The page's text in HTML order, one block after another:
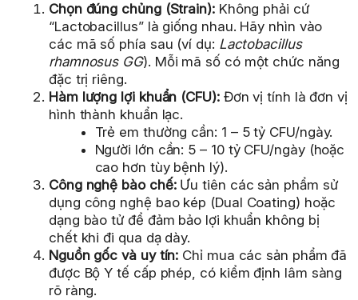
Chọn đúng chủng (Strain):Không phải cứ
“Lactobacillus” là giống nhau. Hãy nhìn vào
các mã số phía sau (ví dụ: Lactobacillus
rhamnosus GG). Mỗi mã số có một chức năng
đặc trị riêng.
Hàm lượng lợi khuẩn (CFU):Đơn vị tính là đơn vị
hình thành khuẩn lạc.
Trẻ em thường cần: 1 – 5 tỷ CFU/ngày.
Người lớn cần: 5 – 10 tỷ CFU/ngày (hoặc
cao hơn tùy bệnh lý).
Công nghệ bào chế:Ưu tiên các sản phẩm sử
dụng công nghệ bao kép (Dual Coating) hoặc
dạng bào tử để đảm bảo lợi khuẩn không bị
chết khi đi qua dạ dày.
Nguồn gốc và uy tín: Chỉ mua các sản phẩm đã
được Bộ Y tế cấp phép, có kiểm định lâm sàng
rõ ràng.